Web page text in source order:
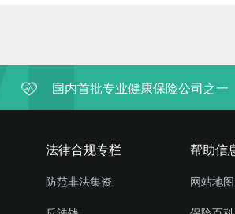
国内首批专业健康保险公司之一
法律合规专栏
防范非法集资
帮助信
网站地图